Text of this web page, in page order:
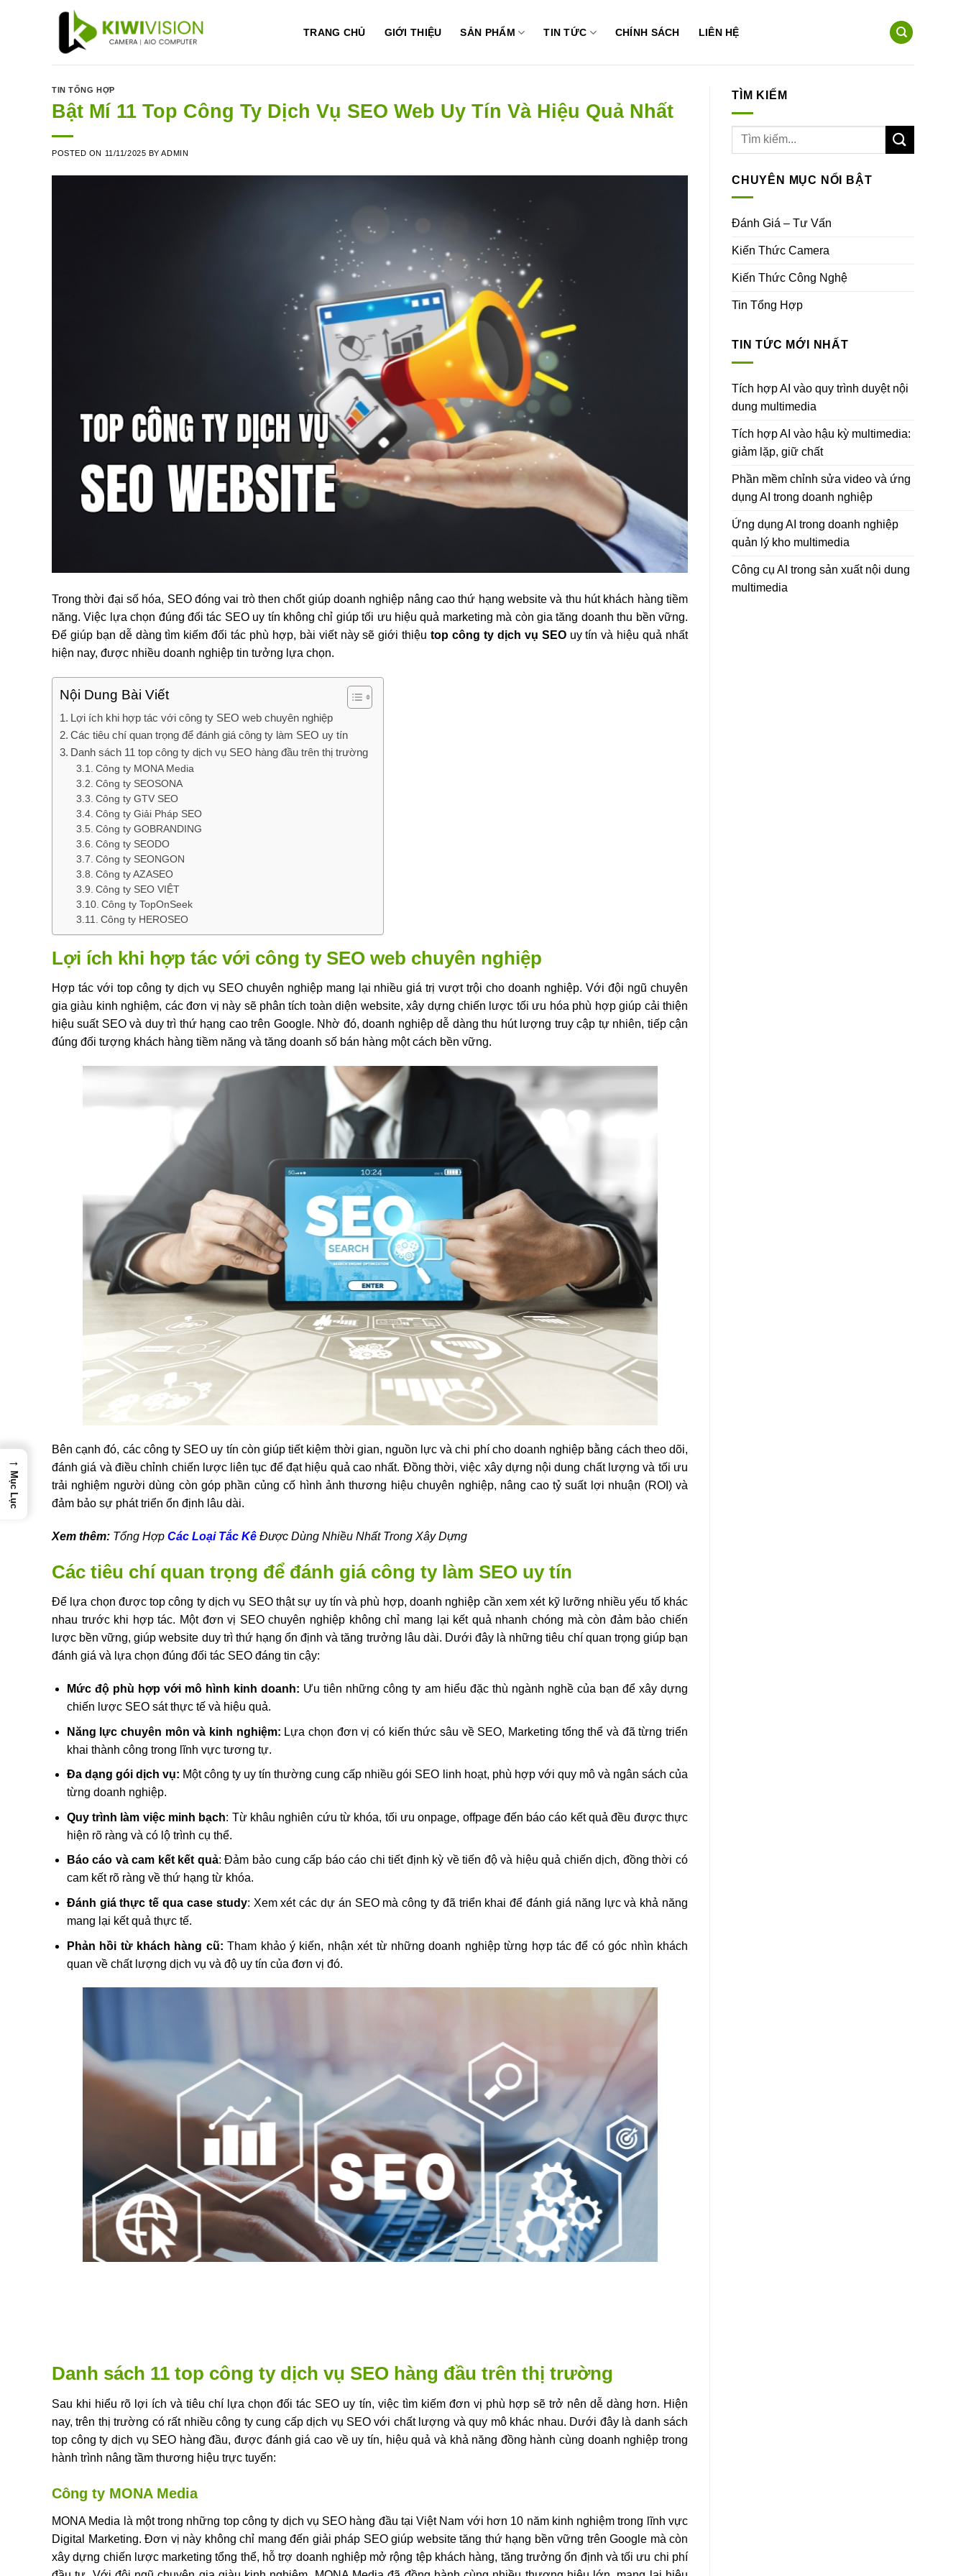
TRANG CHỦ GIỚI THIỆU SẢN PHẨM TIN TỨC CHÍNH SÁCH LIÊN HỆ
TIN TỔNG HỢP
Bật Mí 11 Top Công Ty Dịch Vụ SEO Web Uy Tín Và Hiệu Quả Nhất
POSTED ON 11/11/2025 BYADMIN
Trong thời đại số hóa, SEO đóng vai trò then chốt giúp doanh nghiệp nâng cao thứ hạng website và thu hút khách hàng tiềm
năng. Việc lựa chọn đúng đối tác SEO uy tín không chỉ giúp tối ưu hiệu quả marketing mà còn gia tăng doanh thu bền vững.
Để giúp bạn dễ dàng tìm kiếm đối tác phù hợp, bài viết này sẽ giới thiệutop công ty dịch vụ SEOuy tín và hiệu quả nhất
hiện nay, được nhiều doanh nghiệp tin tưởng lựa chọn.
Nội Dung Bài Viết
Lợi ích khi hợp tác với công ty SEO web chuyên nghiệp
Các tiêu chí quan trọng để đánh giá công ty làm SEO uy tín
Danh sách 11 top công ty dịch vụ SEO hàng đầu trên thị trường
Công ty MONA Media
Công ty SEOSONA
Công ty GTV SEO
Công ty Giải Pháp SEO
Công ty GOBRANDING
Công ty SEODO
Công ty SEONGON
Công ty AZASEO
Công ty SEO VIỆT
Công ty TopOnSeek
Công ty HEROSEO
Lợi ích khi hợp tác với công ty SEO web chuyên nghiệp
Hợp tác với top công ty dịch vụ SEO chuyên nghiệp mang lại nhiều giá trị vượt trội cho doanh nghiệp. Với đội ngũ chuyên
gia giàu kinh nghiệm, các đơn vị này sẽ phân tích toàn diện website, xây dựng chiến lược tối ưu hóa phù hợp giúp cải thiện
hiệu suất SEO và duy trì thứ hạng cao trên Google. Nhờ đó, doanh nghiệp dễ dàng thu hút lượng truy cập tự nhiên, tiếp cận
đúng đối tượng khách hàng tiềm năng và tăng doanh số bán hàng một cách bền vững.
Bên cạnh đó, các công ty SEO uy tín còn giúp tiết kiệm thời gian, nguồn lực và chi phí cho doanh nghiệp bằng cách theo dõi,
đánh giá và điều chỉnh chiến lược liên tục để đạt hiệu quả cao nhất. Đồng thời, việc xây dựng nội dung chất lượng và tối ưu
trải nghiệm người dùng còn góp phần củng cố hình ảnh thương hiệu chuyên nghiệp, nâng cao tỷ suất lợi nhuận (ROI) và
đảm bảo sự phát triển ổn định lâu dài.
Xem thêm: Tổng Hợp Các Loại Tắc Kê Được Dùng Nhiều Nhất Trong Xây Dựng
Các tiêu chí quan trọng để đánh giá công ty làm SEO uy tín
Để lựa chọn được top công ty dịch vụ SEO thật sự uy tín và phù hợp, doanh nghiệp cần xem xét kỹ lưỡng nhiều yếu tố khác
nhau trước khi hợp tác. Một đơn vị SEO chuyên nghiệp không chỉ mang lại kết quả nhanh chóng mà còn đảm bảo chiến
lược bền vững, giúp website duy trì thứ hạng ổn định và tăng trưởng lâu dài. Dưới đây là những tiêu chí quan trọng giúp bạn
đánh giá và lựa chọn đúng đối tác SEO đáng tin cậy:
Mức độ phù hợp với mô hình kinh doanh: Ưu tiên những công ty am hiểu đặc thù ngành nghề của bạn để xây dựng
chiến lược SEO sát thực tế và hiệu quả.
Năng lực chuyên môn và kinh nghiệm: Lựa chọn đơn vị có kiến thức sâu về SEO, Marketing tổng thể và đã từng triển
khai thành công trong lĩnh vực tương tự.
Đa dạng gói dịch vụ: Một công ty uy tín thường cung cấp nhiều gói SEO linh hoạt, phù hợp với quy mô và ngân sách của
từng doanh nghiệp.
Quy trình làm việc minh bạch: Từ khâu nghiên cứu từ khóa, tối ưu onpage, offpage đến báo cáo kết quả đều được thực
hiện rõ ràng và có lộ trình cụ thể.
Báo cáo và cam kết kết quả: Đảm bảo cung cấp báo cáo chi tiết định kỳ về tiến độ và hiệu quả chiến dịch, đồng thời có
cam kết rõ ràng về thứ hạng từ khóa.
Đánh giá thực tế qua case study: Xem xét các dự án SEO mà công ty đã triển khai để đánh giá năng lực và khả năng
mang lại kết quả thực tế.
Phản hồi từ khách hàng cũ: Tham khảo ý kiến, nhận xét từ những doanh nghiệp từng hợp tác để có góc nhìn khách
quan về chất lượng dịch vụ và độ uy tín của đơn vị đó.
Danh sách 11 top công ty dịch vụ SEO hàng đầu trên thị trường
Sau khi hiểu rõ lợi ích và tiêu chí lựa chọn đối tác SEO uy tín, việc tìm kiếm đơn vị phù hợp sẽ trở nên dễ dàng hơn. Hiện
nay, trên thị trường có rất nhiều công ty cung cấp dịch vụ SEO với chất lượng và quy mô khác nhau. Dưới đây là danh sách
top công ty dịch vụ SEO hàng đầu, được đánh giá cao về uy tín, hiệu quả và khả năng đồng hành cùng doanh nghiệp trong
hành trình nâng tầm thương hiệu trực tuyến:
Công ty MONA Media
MONA Media là một trong những top công ty dịch vụ SEO hàng đầu tại Việt Nam với hơn 10 năm kinh nghiệm trong lĩnh vực
Digital Marketing. Đơn vị này không chỉ mang đến giải pháp SEO giúp website tăng thứ hạng bền vững trên Google mà còn
xây dựng chiến lược marketing tổng thể, hỗ trợ doanh nghiệp mở rộng tệp khách hàng, tăng trưởng ổn định và tối ưu chi phí
TÌM KIẾM
CHUYÊN MỤC NỔI BẬT
Đánh Giá – Tư Vấn
Kiến Thức Camera
Kiến Thức Công Nghệ
Tin Tổng Hợp
TIN TỨC MỚI NHẤT
Tích hợp AI vào quy trình duyệt nội
dung multimedia
Tích hợp AI vào hậu kỳ multimedia:
giảm lặp, giữ chất
Phần mềm chỉnh sửa video và ứng
dụng AI trong doanh nghiệp
Ứng dụng AI trong doanh nghiệp
quản lý kho multimedia
Công cụ AI trong sản xuất nội dung
multimedia
→
Mục Lục